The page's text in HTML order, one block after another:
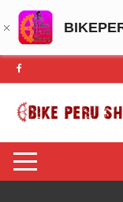
Saltar
al
contenido